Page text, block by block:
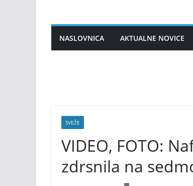
contentNASLOVNICA AKTUALNE NOVICE
SVEŽE
VIDEO, FOTO:
zdrsnila na